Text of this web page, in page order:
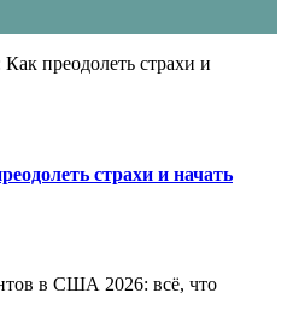
страхи и начать